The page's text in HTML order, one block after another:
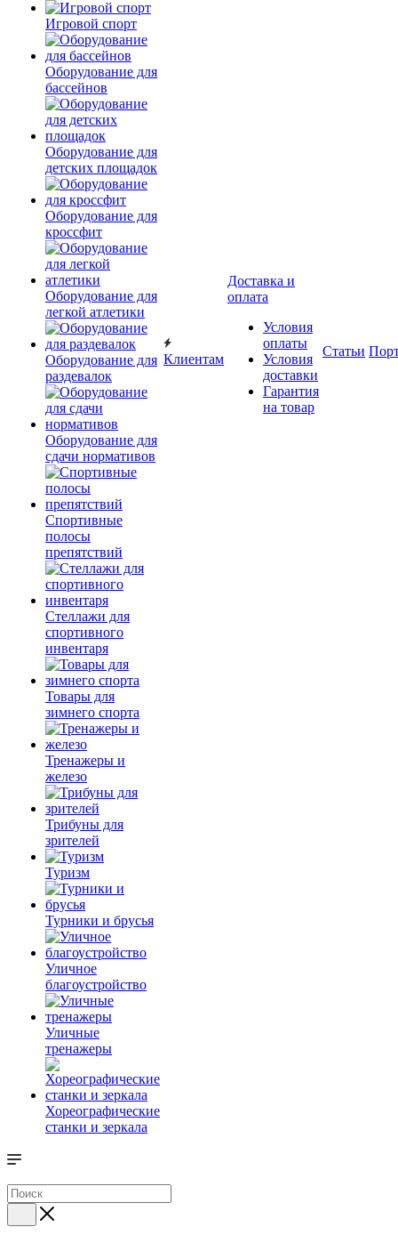
Игровой спорт
Оборудование для
бассейнов
Оборудование для
детских площадок
Оборудование для
кроссфит
Оборудование для
легкой атлетики
Оборудование для
раздевалок
Оборудование для
сдачи нормативов
Спортивные
полосы
препятствий
Стеллажи для
спортивного
инвентаря
Товары для
зимнего спорта
Тренажеры и
железо
Трибуны для
зрителей
Туризм
Турники и брусья
Уличное
благоустройство
Уличные
тренажеры
Хореографические
станки и зеркала
Клиентам
Доставка и
оплата
Условия
оплаты
Условия
доставки
Гарантия
на товар
Статьи